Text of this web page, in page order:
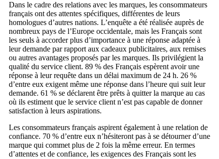
Dans le cadre des relations avec les marques, les consommateurs
français ont des attentes spécifiques, différentes de leurs
homologues d’autres nations. L’enquête a été réalisée auprès de
nombreux pays de l’Europe occidentale, mais les Français sont
les seuls à accorder plus d’importance à une réponse adaptée à
leur demande par rapport aux cadeaux publicitaires, aux remises
ou autres avantages proposés par les marques. Ils privilégient la
qualité du service client. 89 % des Français espèrent avoir une
réponse à leur requête dans un délai maximum de 24 h. 26 %
d’entre eux exigent même une réponse dans l’heure qui suit leur
demande. 61 % se déclarent être prêts à quitter la marque au cas
où ils estiment que le service client n’est pas capable de donner
satisfaction à leurs aspirations.
Les consommateurs français aspirent également à une relation de
confiance. 70 % d’entre eux n’hésiteront pas à se détourner d’une
marque qui commet plus de 2 fois la même erreur. En termes
d’attentes et de confiance, les exigences des Français sont les